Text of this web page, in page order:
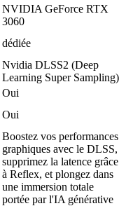
NVIDIA GeForce RTX
3060
dédiée
Nvidia DLSS2 (Deep
Learning Super Sampling)
Oui
Oui
Boostez vos performances
graphiques avec le DLSS,
supprimez la latence grâce
à Reflex, et plongez dans
une immersion totale
portée par l'IA générative